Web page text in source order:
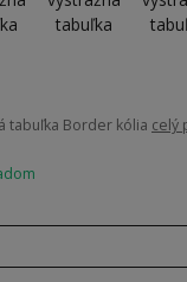
tabuľka Border kólia celý